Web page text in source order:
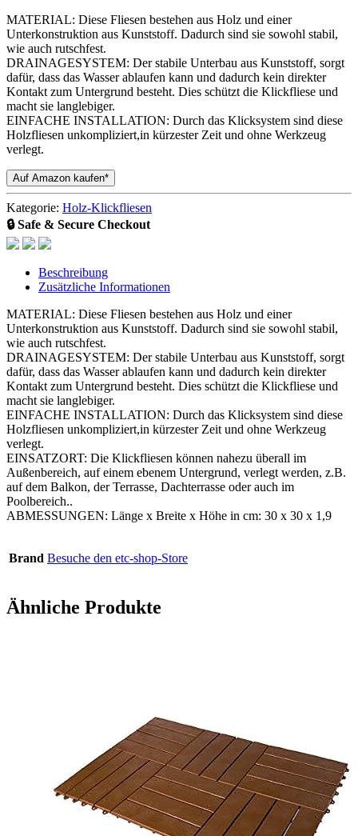
MATERIAL: Diese Fliesen bestehen aus Holz und einer
Unterkonstruktion aus Kunststoff. Dadurch sind sie sowohl stabil,
wie auch rutschfest.
DRAINAGESYSTEM: Der stabile Unterbau aus Kunststoff, sorgt
dafür, dass das Wasser ablaufen kann und dadurch kein direkter
Kontakt zum Untergrund besteht. Dies schützt die Klickfliese und
macht sie langlebiger.
EINFACHE INSTALLATION: Durch das Klicksystem sind diese
Holzfliesen unkompliziert,in kürzester Zeit und ohne Werkzeug
verlegt.
Auf Amazon kaufen*
Kategorie: Holz-Klickfliesen
🔒 Safe & Secure Checkout
Beschreibung
Zusätzliche Informationen
MATERIAL: Diese Fliesen bestehen aus Holz und einer
Unterkonstruktion aus Kunststoff. Dadurch sind sie sowohl stabil,
wie auch rutschfest.
DRAINAGESYSTEM: Der stabile Unterbau aus Kunststoff, sorgt
dafür, dass das Wasser ablaufen kann und dadurch kein direkter
Kontakt zum Untergrund besteht. Dies schützt die Klickfliese und
macht sie langlebiger.
EINFACHE INSTALLATION: Durch das Klicksystem sind diese
Holzfliesen unkompliziert,in kürzester Zeit und ohne Werkzeug
verlegt.
EINSATZORT: Die Klickfliesen können nahezu überall im
Außenbereich, auf einem ebenem Untergrund, verlegt werden, z.B.
auf dem Balkon, der Terrasse, Dachterrasse oder auch im
Poolbereich..
ABMESSUNGEN: Länge x Breite x Höhe in cm: 30 x 30 x 1,9
Brand Besuche den etc-shop-Store
Ähnliche Produkte